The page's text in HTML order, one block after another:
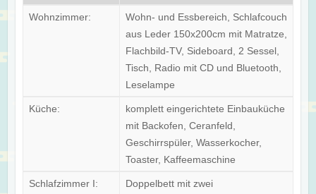
Wohnzimmer:
Wohn- und Essbereich, Schlafcouch
aus Leder 150x200cm mit Matratze,
Flachbild-TV, Sideboard, 2 Sessel,
Tisch, Radio mit CD und Bluetooth,
Leselampe
Küche:
komplett eingerichtete Einbauküche
mit Backofen, Ceranfeld,
Geschirrspüler, Wasserkocher,
Toaster, Kaffeemaschine
Schlafzimmer I:
Doppelbett mit zwei